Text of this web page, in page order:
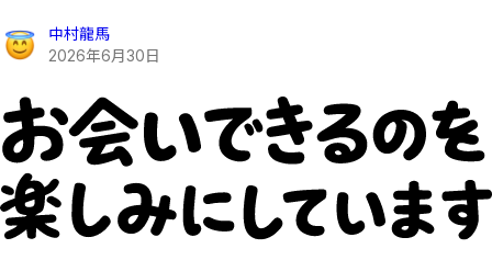
中村龍馬
2026年6月 30 日